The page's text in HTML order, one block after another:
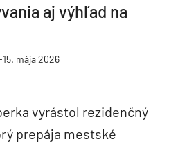
aj výhľad na
15. mája 2026
vyrástol rezidenčný
prepája mestské